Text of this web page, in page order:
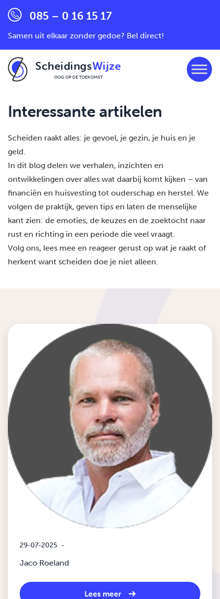
085 – 0 16 15 17
Samen uit elkaar zonder gedoe? Bel direct!
ScheidingsWijze
OOG OP DE TOEKOMST
Interessante artikelen
Scheiden raakt alles: je gevoel, je gezin, je huis en je
geld.
In dit blog delen we verhalen, inzichten en
ontwikkelingen over alles wat daarbij komt kijken – van
financiën en huisvesting tot ouderschap en herstel. We
volgen de praktijk, geven tips en laten de menselijke
kant zien: de emoties, de keuzes en de zoektocht naar
rust en richting in een periode die veel vraagt.
Volg ons, lees mee en reageer gerust op wat je raakt of
herkent want scheiden doe je niet alleen.
29-07-2025 -
Jaco Roeland
Lees meer